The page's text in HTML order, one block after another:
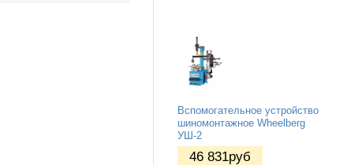
Вспомогательное устройство
шиномонтажное Wheelberg
УШ-2
46 831руб